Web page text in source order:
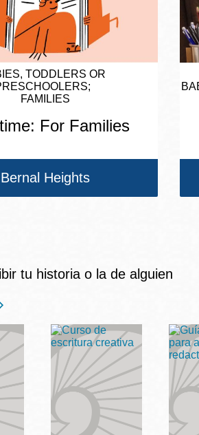
TODDLERS OR
FAMILIES
For Families
Bernal Heights
tu historia o la de alguien